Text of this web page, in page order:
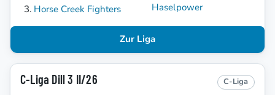
Horse Creek Fighters
Haselpower
Zur Liga
C-Liga Dill 3 II/26 C-Liga